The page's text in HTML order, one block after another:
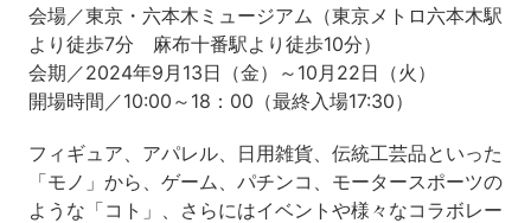
会場／東京・六本木ミュージアム（東京メトロ六本木駅
より徒歩7分 麻布十番駅より徒歩10分）
会期／2024年9月13日（金）～10月22日（火）
開場時間／10:00～18：00（最終入場17:30）
フィギュア、アパレル、日用雑貨、伝統工芸品といった
「モノ」から、ゲーム、パチンコ、モータースポーツの
ような「コト」、さらにはイベントや様々なコラボレー